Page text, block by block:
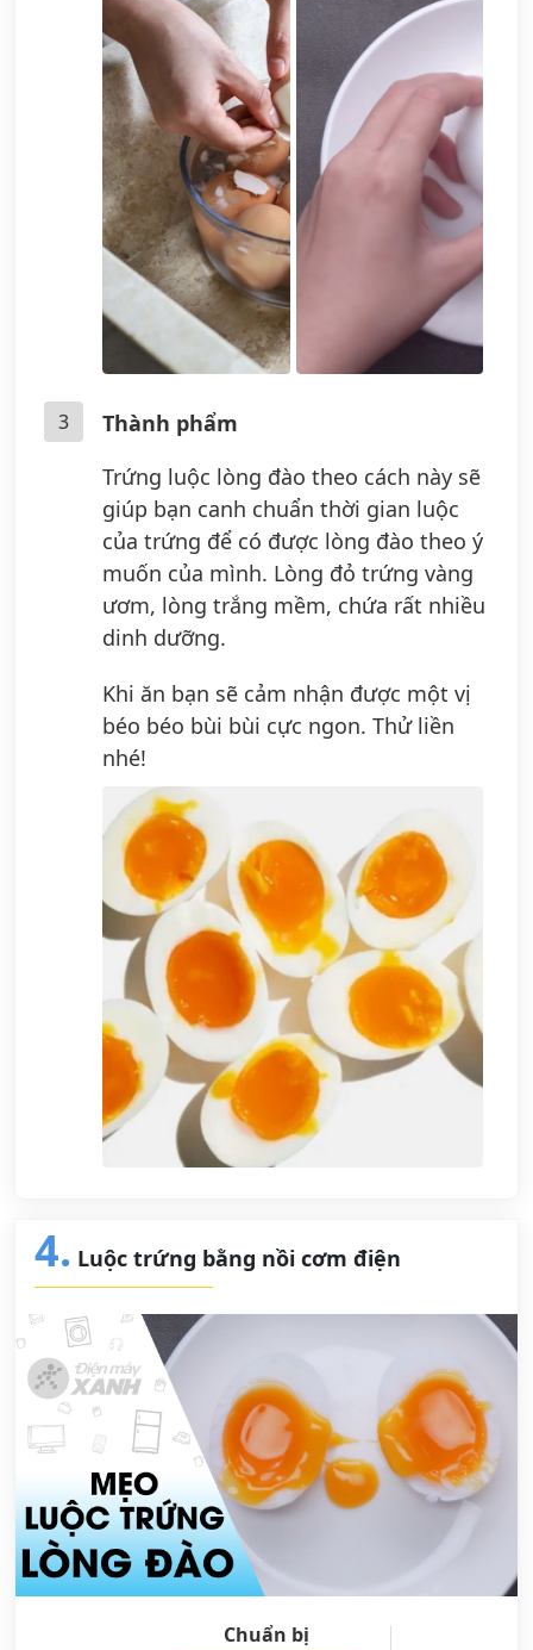
3
Thành phẩm
Trứng luộc lòng đào theo cách này sẽ
giúp bạn canh chuẩn thời gian luộc
của trứng để có được lòng đào theo ý
muốn của mình. Lòng đỏ trứng vàng
ươm, lòng trắng mềm, chứa rất nhiều
dinh dưỡng.
Khi ăn bạn sẽ cảm nhận được một vị
béo béo bùi bùi cực ngon. Thử liền
nhé!
4. Luộc trứng bằng nồi cơm điện
Chuẩn bị